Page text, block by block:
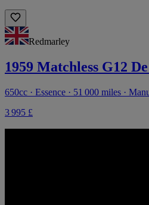
Redmarley
1959 Matchless G12
650cc · Essence · 51 000 miles ·
3 995 £